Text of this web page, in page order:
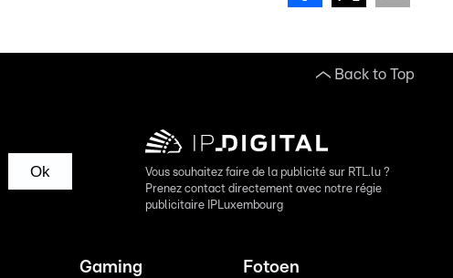
Back to Top
Ok
Vous souhaitez faire de la publicité sur RTL.lu ?
Prenez contact directement avec notre régie
publicitaire IPLuxembourg
Gaming Fotoen